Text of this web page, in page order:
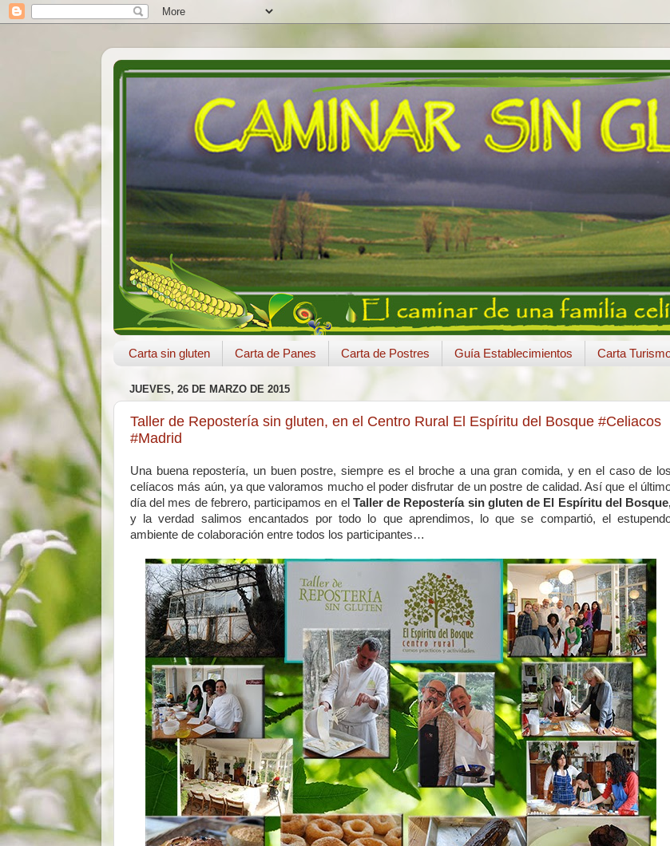
Carta sin gluten Carta de Panes Carta de Postres Guía Establecimientos Carta
JUEVES, 26 DE MARZO DE 2015
Taller de Repostería sin gluten, en el Centro Rural El Espíritu del Bosque #Celiacos
#Madrid
Una buena repostería, un buen postre, siempre es el broche a una gran comida, y en el caso de los
celíacos más aún, ya que valoramos mucho el poder disfrutar de un postre de calidad. Así que el
día del mes de febrero, participamos en el Taller de Repostería sin gluten de El Espíritu del
y la verdad salimos encantados por todo lo que aprendimos, lo que se compartió, el
ambiente de colaboración entre todos los participantes…